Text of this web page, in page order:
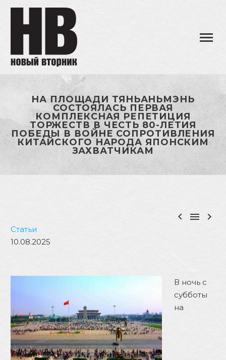
НА ПЛОЩАДИ ТЯНЬАНЬМЭНЬ
СОСТОЯЛАСЬ ПЕРВАЯ
КОМПЛЕКСНАЯ РЕПЕТИЦИЯ
ТОРЖЕСТВ В ЧЕСТЬ 80-ЛЕТИЯ
ПОБЕДЫ В ВОЙНЕ СОПРОТИВЛЕНИЯ
КИТАЙСКОГО НАРОДА ЯПОНСКИМ
ЗАХВАТЧИКАМ
  
Статьи
10.08.2025
В ночь с
субботы
на